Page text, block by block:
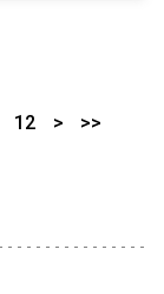
12 > >>